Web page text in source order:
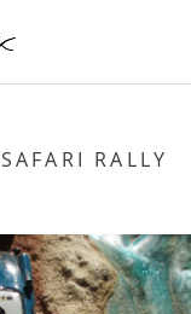
SAFARI RALLY